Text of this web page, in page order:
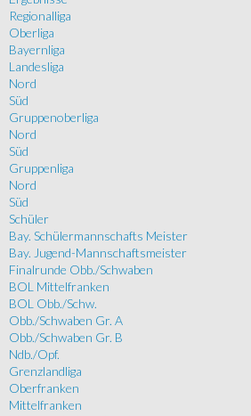
Regionalliga
Oberliga
Bayernliga
Landesliga
Nord
Süd
Gruppenoberliga
Nord
Süd
Gruppenliga
Nord
Süd
Schüler
Bay. Schülermannschafts Meister
Bay. Jugend-Mannschaftsmeister
Finalrunde Obb./Schwaben
BOL Mittelfranken
BOL Obb./Schw.
Obb./Schwaben Gr. A
Obb./Schwaben Gr. B
Ndb./Opf.
Grenzlandliga
Oberfranken
Mittelfranken